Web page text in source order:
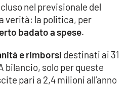
nel previsionale del
verità: la politica, per
badato a spese.
e rimborsi destinati ai 31
bilancio, solo per queste
pari a 2,4 milioni all’anno